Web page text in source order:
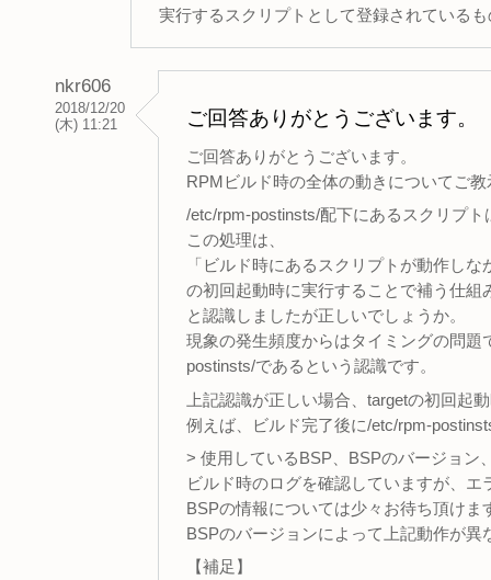
実行するスクリプトとして登録されている
nkr606
2018/12/20
(木) 11:21
ご回答ありがとうございます。
ご回答ありがとうございます。
RPMビルド時の全体の動きについてご
/etc/rpm-postinsts/配下にあるスクリプ
この処理は、
「ビルド時にあるスクリプトが動作し
の初回起動時に実行することで補う仕組
と認識しましたが正しいでしょうか。
現象の発生頻度からはタイミングの問
postinsts/であるという認識です。
上記認識が正しい場合、targetの初回起
例えば、ビルド完了後に/etc/rpm-
> 使用しているBSP、BSPのバージョン
ビルド時のログを確認していますが、
BSPの情報については少々お待ち頂けま
BSPのバージョンによって上記動作が
【補足】